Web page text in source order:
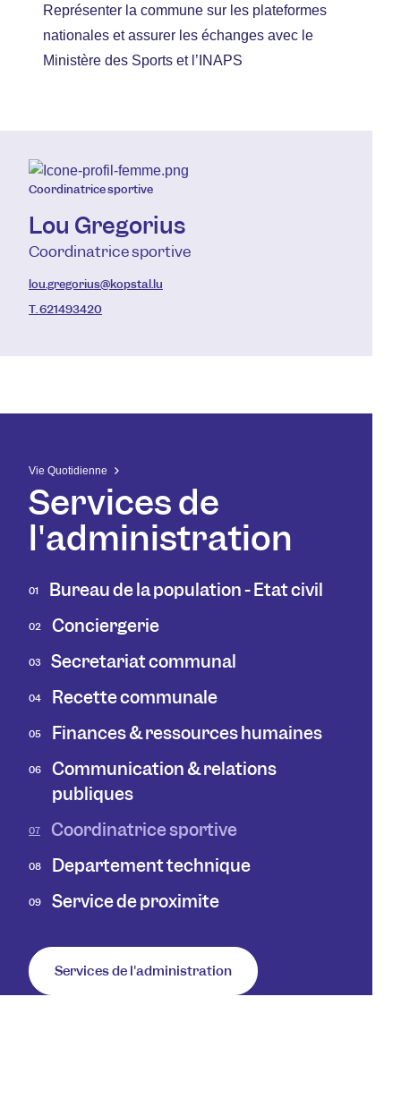
Représenter la commune sur les plateformes
nationales et assurer les échanges avec le
Ministère des Sports et l’INAPS
Coordinatrice sportive
Lou Gregorius
Coordinatrice sportive
lou.gregorius@kopstal.lu
T. 621493420
Vie Quotidienne
Services de
l'administration
01 Bureau de la population - État civil
02 Conciergerie
03 Secrétariat communal
04 Recette communale
05 Finances & ressources humaines
06
Communication & relations
publiques
07 Coordinatrice sportive
08 Département technique
09 Service de proximité
Services de l'administration